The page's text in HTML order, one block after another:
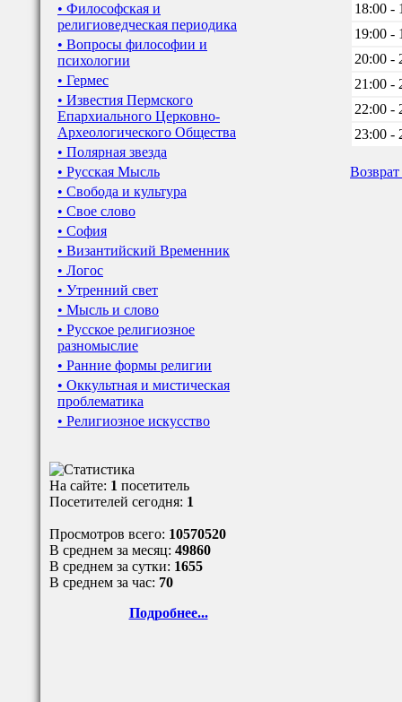
• Философская и
религиоведческая периодика
• Вопросы философии и
психологии
• Гермес
• Известия Пермского
Епархиального Церковно-
Археологического Общества
• Полярная звезда
• Русская Мысль
• Свобода и культура
• Свое слово
• София
• Византийский Временник
• Логос
• Утренний свет
• Мысль и слово
• Русское религиозное
разномыслие
• Ранние формы религии
• Оккультная и мистическая
проблематика
• Религиозное искусство
На сайте: 1 посетитель
Посетителей сегодня: 1
Просмотров всего: 10570520
В среднем за месяц: 49860
В среднем за сутки: 1655
В среднем за час: 70
Подробнее...
18:00 -
19:00 -
20:00 -
21:00 -
22:00 -
23:00 -
Возврат